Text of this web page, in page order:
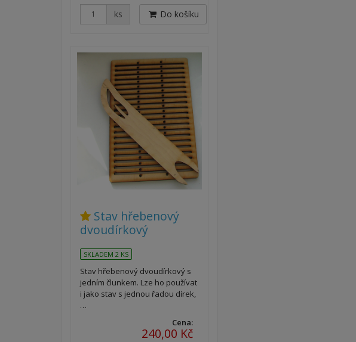
ks Do košíku
Stav hřebenový
dvoudírkový
SKLADEM 2 KS
Stav hřebenový dvoudírkový s
jedním člunkem. Lze ho používat
i jako stav s jednou řadou dírek,
…
Cena:
240,00 Kč